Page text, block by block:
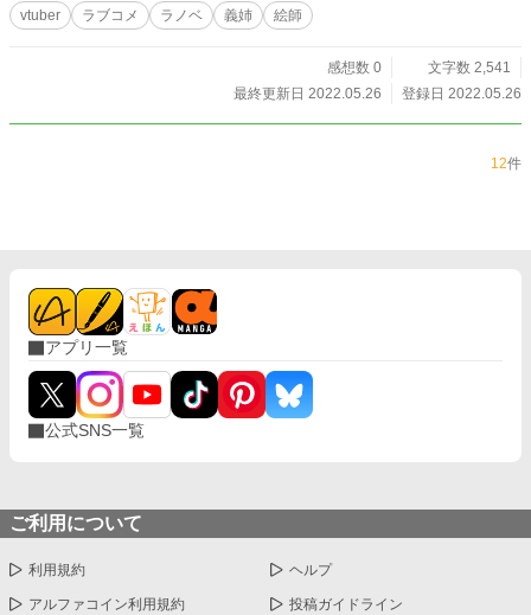
vtuber ラブコメ ラノベ 義姉 絵師
感想数 0
文字数 2,541
最終更新日 2022.05.26
登録日 2022.05.26
12件
アプリ一覧
公式SNS一覧
ご利用について
利用規約 ヘルプ
アルファコイン利用規約 投稿ガイドライン